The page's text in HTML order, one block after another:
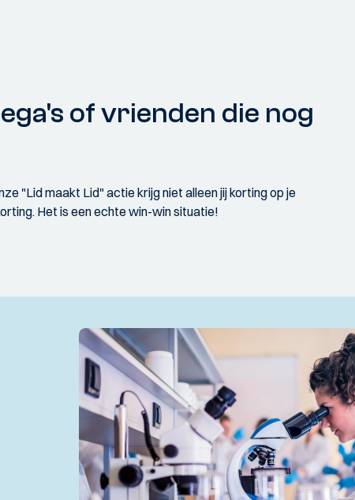
of vrienden die nog
"Lid maakt Lid" actie krijg niet alleen jij korting op je
Het is een echte win-win situatie!